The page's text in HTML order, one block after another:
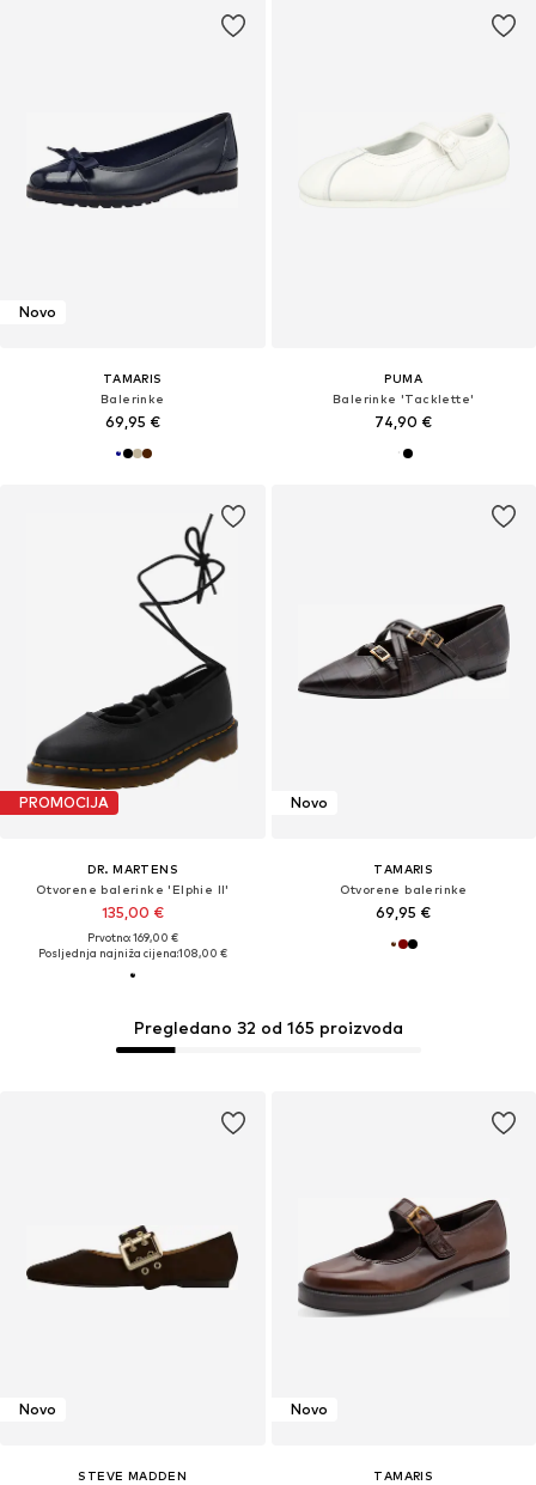
Novo
TAMARIS
Balerinke
69,95 €
PUMA
Balerinke 'Tacklette'
74,90 €
PROMOCIJA
DR. MARTENS
Otvorene balerinke 'Elphie II'
135,00 €
Prvotno: 169,00 €
Posljednja najniža cijena:108,00 €
Novo
TAMARIS
Otvorene balerinke
69,95 €
Novo
STEVE MADDEN
Pregledano 32 od 165 proizvoda
Novo
TAMARIS